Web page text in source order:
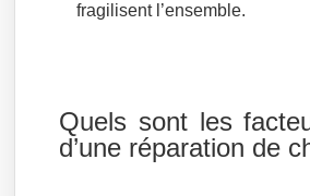
fragilisent l’ensemble.
Quels sont les
d’une réparation de